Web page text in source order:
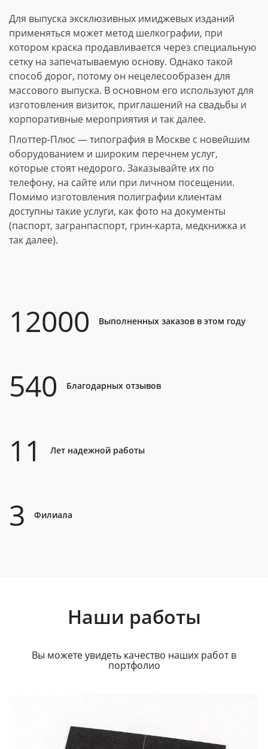
Для выпуска эксклюзивных имиджевых изданий
применяться может метод шелкографии, при
котором краска продавливается через специальную
сетку на запечатываемую основу. Однако такой
способ дорог, потому он нецелесообразен для
массового выпуска. В основном его используют для
изготовления визиток, приглашений на свадьбы и
корпоративные мероприятия и так далее.
Плоттер-Плюс — типография в Москве с новейшим
оборудованием и широким перечнем услуг,
которые стоят недорого. Заказывайте их по
телефону, на сайте или при личном посещении.
Помимо изготовления полиграфии клиентам
доступны такие услуги, как фото на документы
(паспорт, загранпаспорт, грин-карта, медкнижка и
так далее).
12000 Выполненных заказов в этом году
540 Благодарных отзывов
11 Лет надежной работы
3 Филиала
Наши работы
Вы можете увидеть качество наших работ в
портфолио